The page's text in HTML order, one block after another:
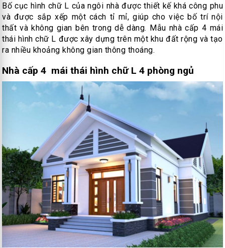
Bố cục hình chữ L của ngôi nhà được thiết kế khá công phu
và được sắp xếp một cách tỉ mỉ, giúp cho việc bố trí nội
thất và không gian bên trong dễ dàng. Mẫu nhà cấp 4 mái
thái hình chữ L được xây dựng trên một khu đất rộng và tạo
ra nhiều khoảng không gian thông thoáng.
Nhà cấp 4 mái thái hình chữ L 4 phòng ngủ